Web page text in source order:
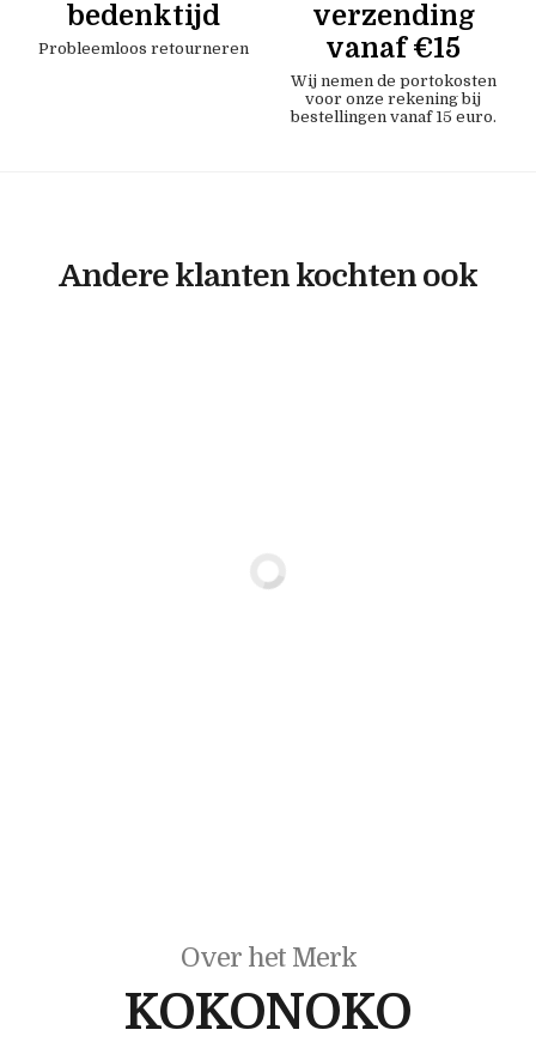
bedenktijd
Probleemloos retourneren
verzending
vanaf €15
Wij nemen de portokosten
voor onze rekening bij
bestellingen vanaf 15 euro.
Andere klanten kochten ook
Over het Merk
KOKONOKO